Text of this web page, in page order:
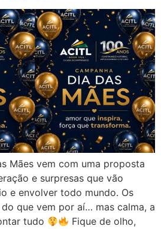
Mães vem com uma proposta
e surpresas que vão
e envolver todo mundo. Os
que vem por aí… mas calma, a
tudo
Fique de olho,